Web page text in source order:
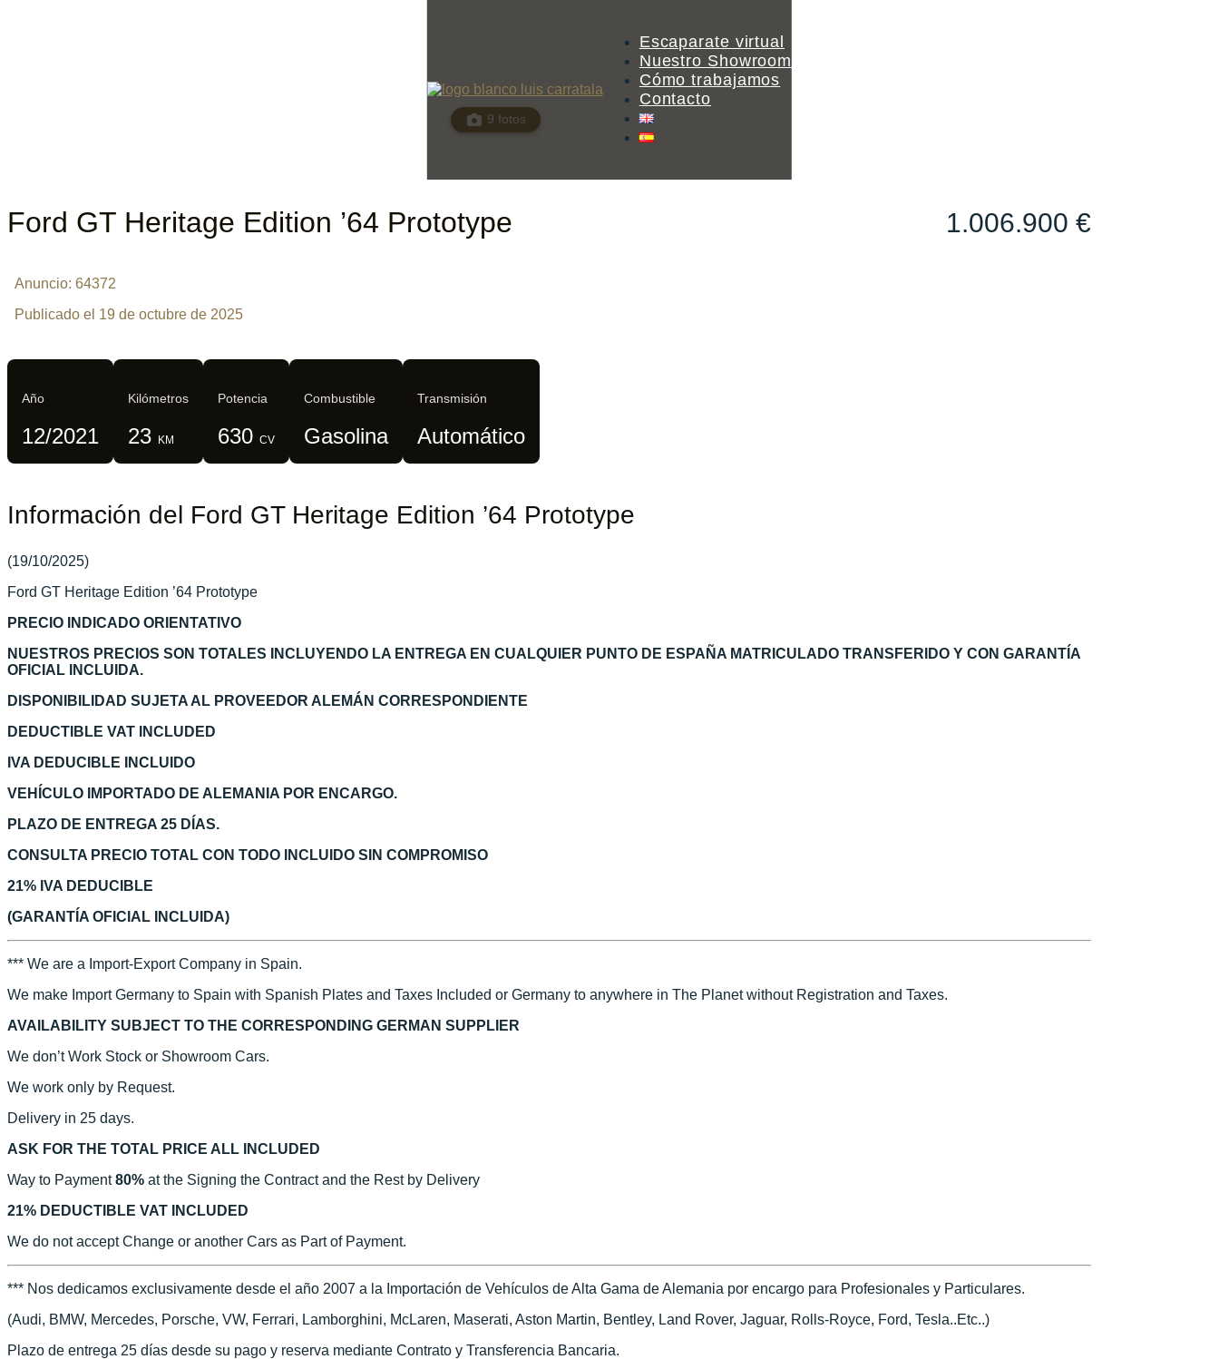
Escaparate virtual
Nuestro Showroom
Cómo trabajamos
Contacto
9 fotos
Ford GT Heritage Edition ’64 Prototype 1.006.900 €
Anuncio: 64372
Publicado el 19 de octubre de 2025
Año
12/2021
Kilómetros
23 KM
Potencia
630 CV
Combustible
Gasolina
Transmisión
Automático
Información del Ford GT Heritage Edition ’64 Prototype
(19/10/2025)
Ford GT Heritage Edition ’64 Prototype
PRECIO INDICADO ORIENTATIVO
NUESTROS PRECIOS SON TOTALES INCLUYENDO LA ENTREGA EN CUALQUIER PUNTO DE ESPAÑA MATRICULADO TRANSFERIDO Y CON GARANTÍA
OFICIAL INCLUIDA.
DISPONIBILIDAD SUJETA AL PROVEEDOR ALEMÁN CORRESPONDIENTE
DEDUCTIBLE VAT INCLUDED
IVA DEDUCIBLE INCLUIDO
VEHÍCULO IMPORTADO DE ALEMANIA POR ENCARGO.
PLAZO DE ENTREGA 25 DÍAS.
CONSULTA PRECIO TOTAL CON TODO INCLUIDO SIN COMPROMISO
21% IVA DEDUCIBLE
(GARANTÍA OFICIAL INCLUIDA)
*** We are a Import-Export Company in Spain.
We make Import Germany to Spain with Spanish Plates and Taxes Included or Germany to anywhere in The Planet without Registration and Taxes.
AVAILABILITY SUBJECT TO THE CORRESPONDING GERMAN SUPPLIER
We don’t Work Stock or Showroom Cars.
We work only by Request.
Delivery in 25 days.
ASK FOR THE TOTAL PRICE ALL INCLUDED
Way to Payment80% at the Signing the Contract and the Rest by Delivery
21% DEDUCTIBLE VAT INCLUDED
We do not accept Change or another Cars as Part of Payment.
*** Nos dedicamos exclusivamente desde el año 2007 a la Importación de Vehículos de Alta Gama de Alemania por encargo para Profesionales y Particulares.
(Audi, BMW, Mercedes, Porsche, VW, Ferrari, Lamborghini, McLaren, Maserati, Aston Martin, Bentley, Land Rover, Jaguar, Rolls-Royce, Ford, Tesla..Etc..)
Plazo de entrega 25 días desde su pago y reserva mediante Contrato y Transferencia Bancaria.